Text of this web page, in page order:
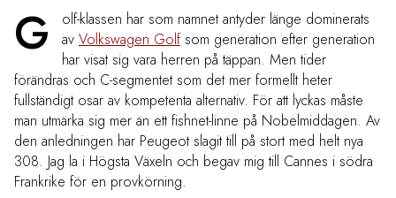
G
olf-klassen har som namnet antyder länge dominerats
av Volkswagen Golfsom generation efter generation
har visat sig vara herren på täppan. Men tider
förändras och C-segmentet som det mer formellt heter
fullständigt osar av kompetenta alternativ. För att lyckas måste
man utmärka sig mer än ett fishnet-linne på Nobelmiddagen. Av
den anledningen har Peugeot slagit till på stort med helt nya
308. Jag la i Högsta Växeln och begav mig till Cannes i södra
Frankrike för en provkörning.